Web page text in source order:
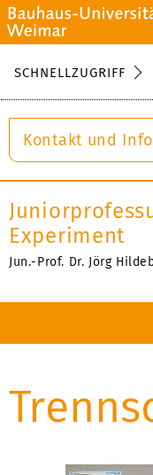
SCHNELLZUGRIFF
Kontakt und
Experiment
Jun.-Prof. Dr. Jörg